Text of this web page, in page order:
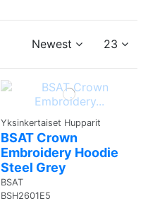
Newest 23
Yksinkertaiset Hupparit
BSAT Crown
Embroidery Hoodie
Steel Grey
BSAT
BSH2601E5